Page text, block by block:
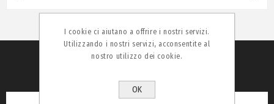
I cookie ci aiutano a offrire i nostri servizi.
Utilizzando i nostri servizi, acconsentite al
nostro utilizzo dei cookie.
OK